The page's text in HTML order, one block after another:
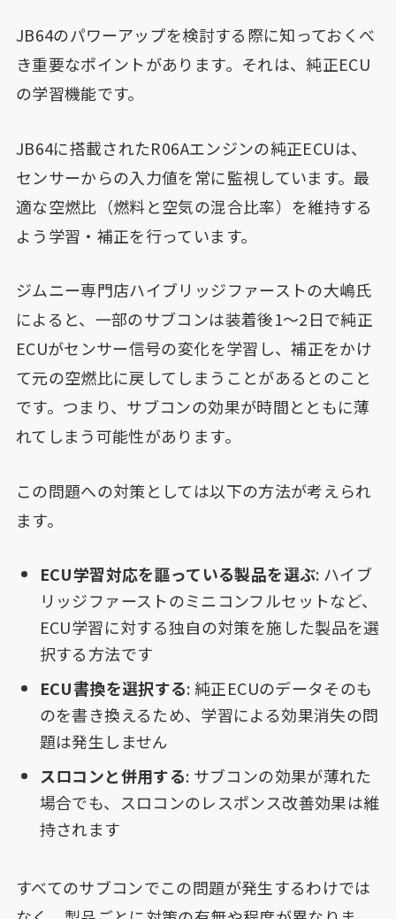
JB64のパワーアップを検討する際に知っておくべ
き重要なポイントがあります。それは、純正ECU
の学習機能です。
JB64に搭載されたR06Aエンジンの純正ECUは、
センサーからの入力値を常に監視しています。最
適な空燃比（燃料と空気の混合比率）を維持する
よう学習・補正を行っています。
ジムニー専門店ハイブリッジファーストの大嶋氏
によると、一部のサブコンは装着後1〜2日で純正
ECUがセンサー信号の変化を学習し、補正をかけ
て元の空燃比に戻してしまうことがあるとのこと
です。つまり、サブコンの効果が時間とともに薄
れてしまう可能性があります。
この問題への対策としては以下の方法が考えられ
ます。
ECU学習対応を謳っている製品を選ぶ: ハイブ
リッジファーストのミニコンフルセットなど、
ECU学習に対する独自の対策を施した製品を選
択する方法です
ECU書換を選択する: 純正ECUのデータそのも
のを書き換えるため、学習による効果消失の問
題は発生しません
スロコンと併用する: サブコンの効果が薄れた
場合でも、スロコンのレスポンス改善効果は維
持されます
すべてのサブコンでこの問題が発生するわけでは